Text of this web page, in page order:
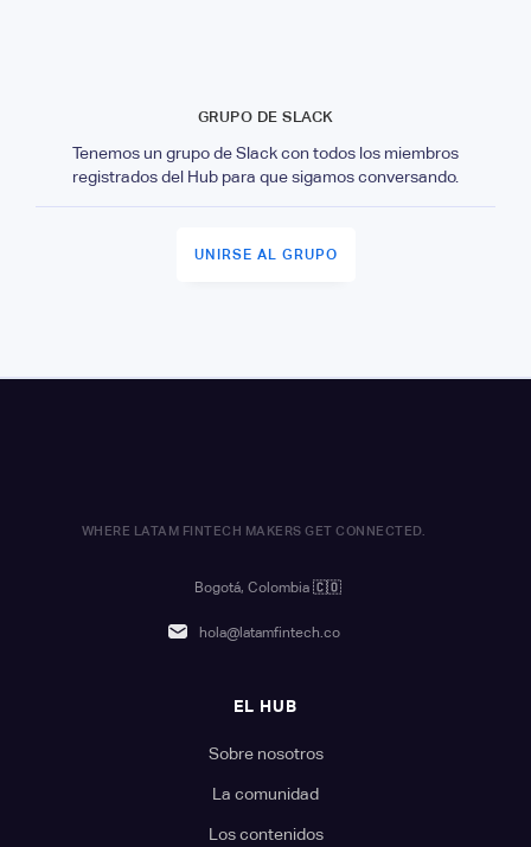
GRUPO DE SLACK
Tenemos un grupo de Slack con todos los miembros
registrados del Hub para que sigamos conversando.
UNIRSE AL GRUPO
WHERE LATAM FINTECH MAKERS GET CONNECTED.
Bogotá, Colombia 🇨🇴
hola@latamfintech.co
EL HUB
Sobre nosotros
La comunidad
Los contenidos